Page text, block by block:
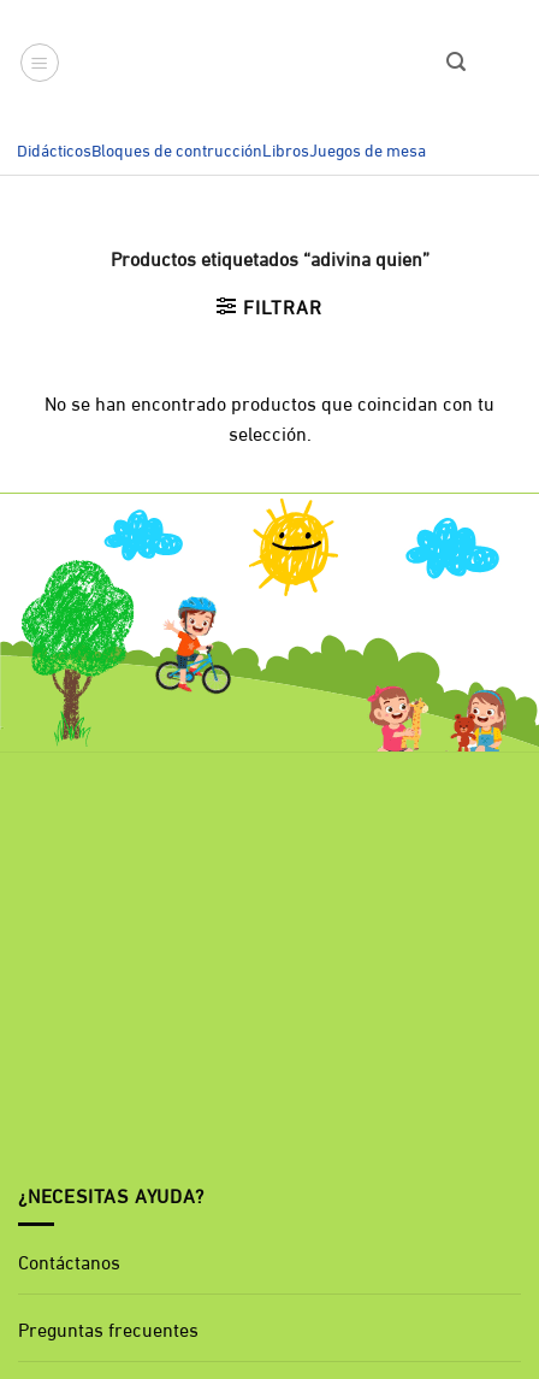
contenido
DidácticosBloques de contrucciónLibrosJuegos de mesa
Productos etiquetados “adivina quien”
FILTRAR
No se han encontrado productos que coincidan con tu
selección.
¿NECESITAS AYUDA?
Contáctanos
Preguntas frecuentes